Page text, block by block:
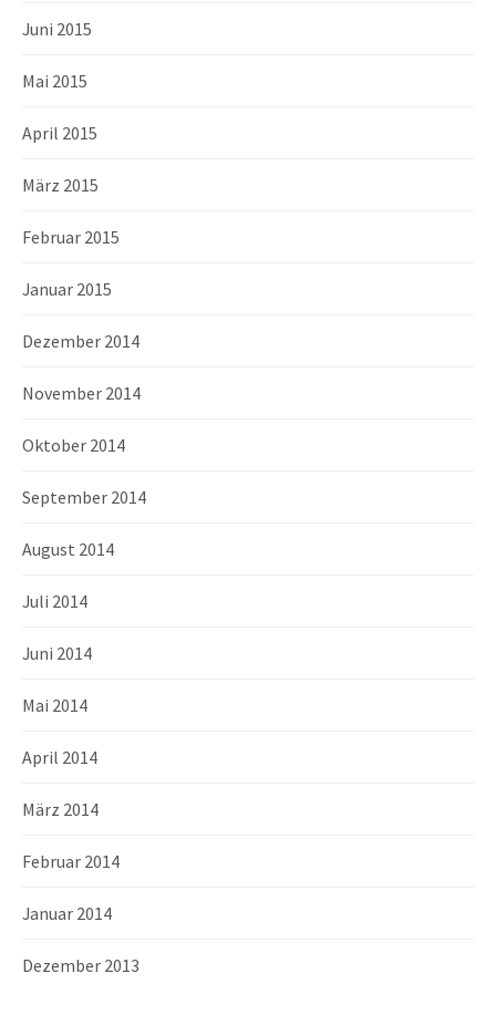
Juni 2015
Mai 2015
April 2015
März 2015
Februar 2015
Januar 2015
Dezember 2014
November 2014
Oktober 2014
September 2014
August 2014
Juli 2014
Juni 2014
Mai 2014
April 2014
März 2014
Februar 2014
Januar 2014
Dezember 2013